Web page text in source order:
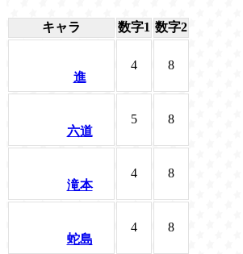
キャラ 数字1 数字2
進
4 8
六道
5 8
滝本
4 8
蛇島
4 8